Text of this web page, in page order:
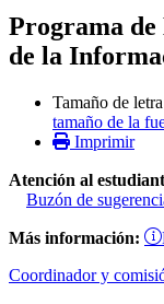
Programa de
de la
Tamaño de letra
tamaño de la
Imprimir
Atención al
Buzón de
Más información:
Coordinador y